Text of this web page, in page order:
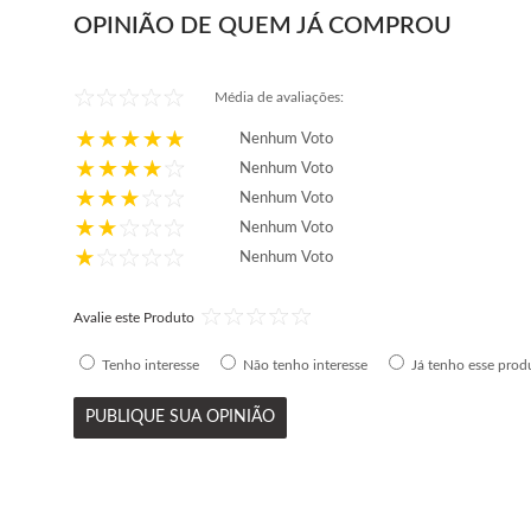
OPINIÃO DE QUEM JÁ COMPROU
Média de avaliações:
Nenhum Voto
Nenhum Voto
Nenhum Voto
Nenhum Voto
Nenhum Voto
Avalie este Produto
Tenho interesse Não tenho interesse Já tenho esse
PUBLIQUE SUA OPINIÃO